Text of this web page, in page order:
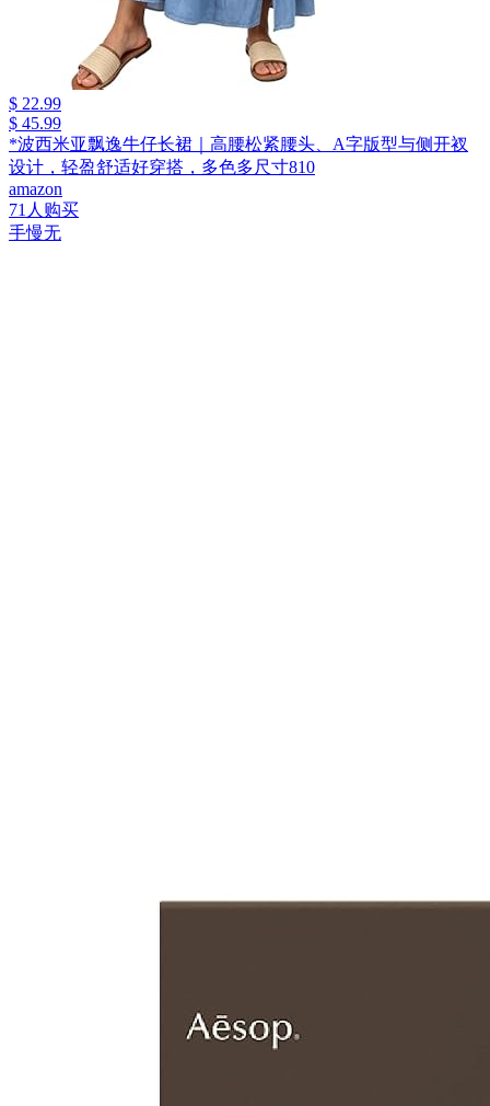
$ 22.99
$ 45.99
*波西米亚飘逸牛仔长裙｜高腰松紧腰头、A字版型与侧开衩
设计，轻盈舒适好穿搭，多色多尺寸810
amazon
71人购买
手慢无